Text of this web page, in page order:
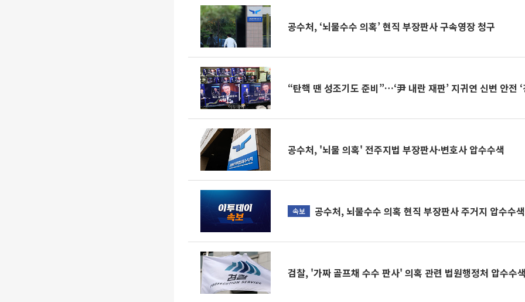
공수처, ‘뇌물수수 의혹’ 현직 부장판사 구속영장 청구
“탄핵 땐 성조기도 준비”…‘尹 내란 재판’ 지귀연 신변 안전 ‘
공수처, '뇌물 의혹' 전주지법 부장판사·변호사 압수수색
속보 공수처, 뇌물수수 의혹 현직 부장판사 주거지 압수수색
검찰, '가짜 골프채 수수 판사' 의혹 관련 법원행정처 압수수색